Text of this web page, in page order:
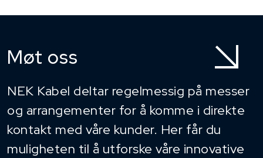
Møt oss
NEK Kabel deltar regelmessig på messer
og arrangementer for å komme i direkte
kontakt med våre kunder. Her får du
muligheten til å utforske våre innovative